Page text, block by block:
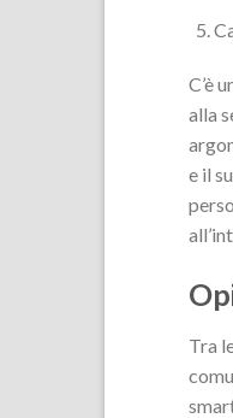
C’è
alla
e il
Tra